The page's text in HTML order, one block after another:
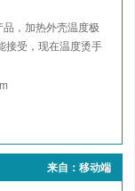
，加热外壳温度极
接受，现在温度烫手
来自：移动端